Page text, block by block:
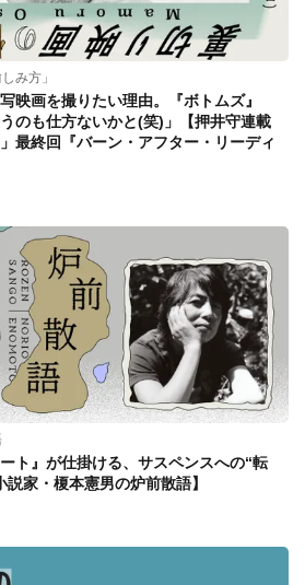
み方」
映画を撮りたい理由。『ボトムズ』
のも仕方ないかと(笑)」【押井守連載
最終回『バーン・アフター・リーディ
ト』が仕掛ける、サスペンスへの“転
家・榎本憲男の炉前散語】